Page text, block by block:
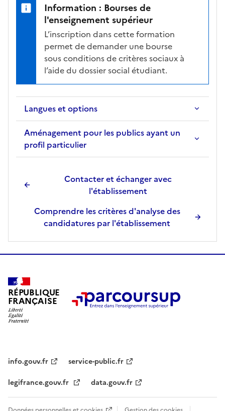
c
h
e
d
e
l
a
f
r
m
t
o
s
é
e
c
o
n
Information : Bourses de
l'enseignement supérieur
L’inscription dans cette formation
permet de demander une bourse
sous conditions de critères sociaux à
l’aide du dossier social étudiant.
Langues et options
Aménagement pour les publics ayant un
profil particulier
Contacter et échanger avec
l'établissement
Comprendre les critères d'analyse des
candidatures par l'établissement
RÉPUBLIQUE
FRANÇAISE
info.gouv.fr
service-public.fr
legifrance.gouv.fr
data.gouv.fr